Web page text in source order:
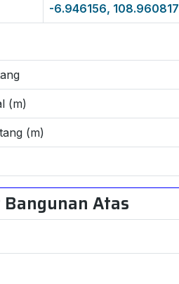
-6.946156, 108.960817
(m)
(m)
Atas